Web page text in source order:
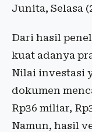
Junita, Selasa
Dari hasil
kuat adanya
Nilai investasi
dokumen
Rp36 miliar,
Namun, hasil